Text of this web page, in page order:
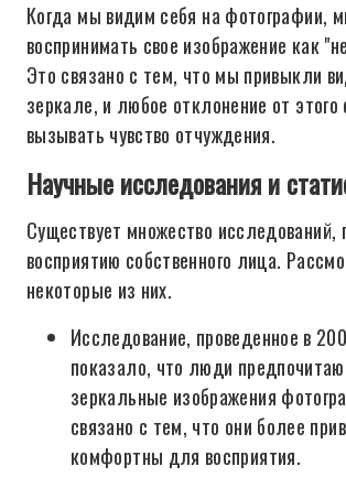
Когда мы видим себя на фотографии,
воспринимать свое изображение как
Это связано с тем, что мы привыкли
зеркале, и любое отклонение от
вызывать чувство отчуждения.
Научные исследования и
Существует множество исследований,
восприятию собственного лица.
некоторые из них.
Исследование, проведенное в
показало, что люди
зеркальные изображения
связано с тем, что они более
комфортны для восприятия.